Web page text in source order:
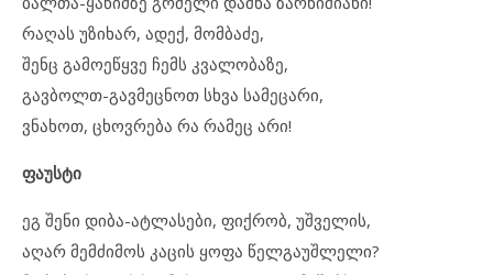
რაღას უზიხარ, ადექ, მომბაძე,
შენც გამოეწყვე ჩემს კვალობაზე,
გავბოლთ-გავმეცნოთ სხვა სამეცარი,
ვნახოთ, ცხოვრება რა რამეც არი!
ფაუსტი
ეგ შენი დიბა-ატლასები, ფიქრობ, უშველის,
აღარ მემძიმოს კაცის ყოფა წელგაუშლელი?